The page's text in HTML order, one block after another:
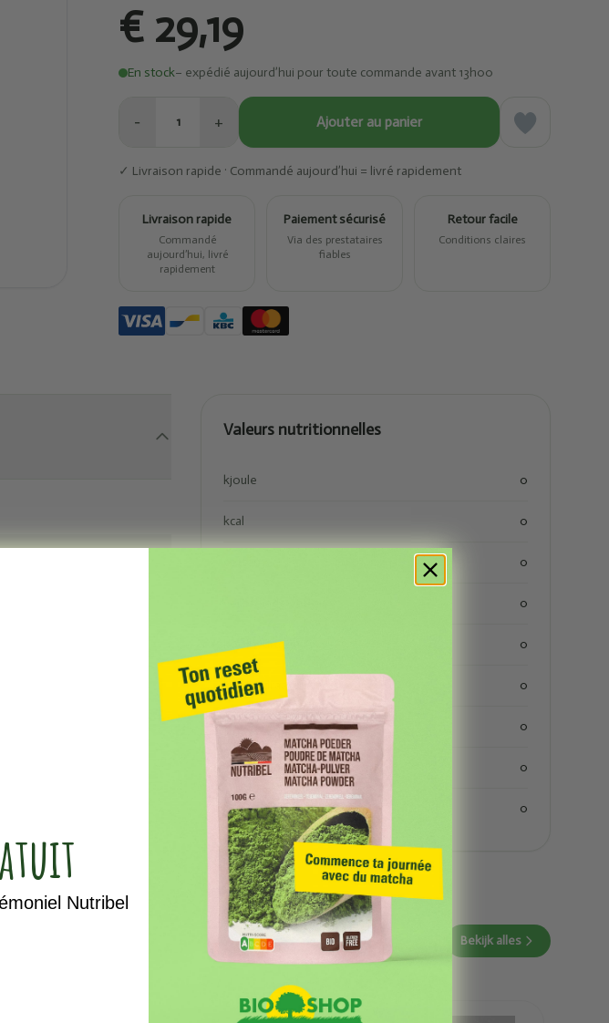
€ 29,19
En stock– expédié aujourd’hui pour toute commande avant 13h00
− 1 + Ajouter au panier
✓ Livraison rapide · Commandé aujourd’hui = livré rapidement
Livraison rapide
Commandé
aujourd’hui, livré
rapidement
Paiement sécurisé
Via des prestataires
fiables
Retour facile
Conditions claires
Valeurs nutritionnelles
kjoule 0
kcal 0
0
0
koolhydraten 0
koolhydraaten suiker 0
vezels 0
eiwitten 0
zout 0
Bekijk alles
Nutribel